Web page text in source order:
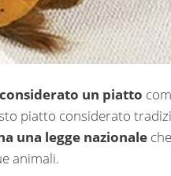
un piatto
piatto considerato
una legge nazionale
animali.